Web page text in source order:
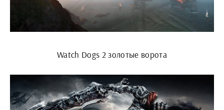
Watch Dogs 2 золотые ворота